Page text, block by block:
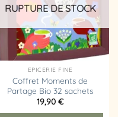
RUPTURE DE STOCK
EPICERIE FINE
Coffret Moments de
Partage Bio 32 sachets
19,90 €